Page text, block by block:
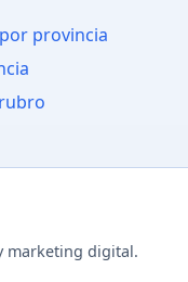
provincia
marketing digital.